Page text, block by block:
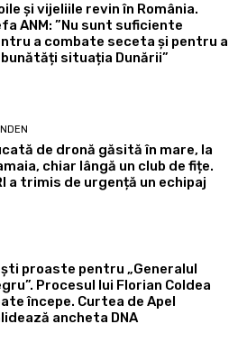
și vijeliile revin în România.
ANM: ”Nu sunt suficiente
a combate seceta și pentru a
situația Dunării”
de dronă găsită în mare, la
chiar lângă un club de fițe.
a trimis de urgență un echipaj
proaste pentru „Generalul
Procesul lui Florian Coldea
începe. Curtea de Apel
ancheta DNA